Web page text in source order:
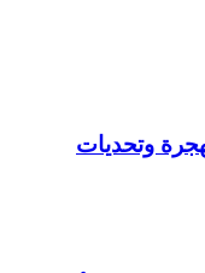
وتحديات